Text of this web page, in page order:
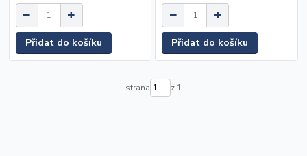
Přidat do košíku Přidat do košíku
strana z 1